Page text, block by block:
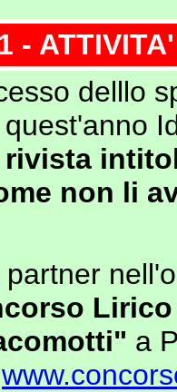
-
delllo
rivista
non li
a